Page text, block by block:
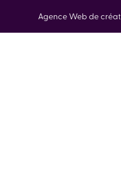
Agence Web de